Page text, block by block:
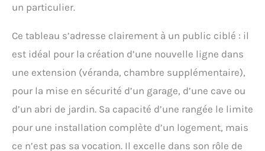
un particulier.
Ce tableau s’adresse clairement à un public ciblé : il
est idéal pour la création d’une nouvelle ligne dans
une extension (véranda, chambre supplémentaire),
pour la mise en sécurité d’un garage, d’une cave ou
d’un abri de jardin. Sa capacité d’une rangée le limite
pour une installation complète d’un logement, mais
ce n’est pas sa vocation. Il excelle dans son rôle de